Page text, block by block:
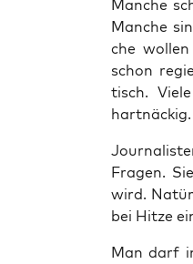
Man­che
Man­che
che
schon
tisch.
hartnäckig.
Fra­gen.
wird.
bei Hit­ze
Man darf